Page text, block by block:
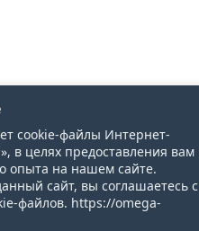
cookie-файлы Интернет-
в целях предоставления вам
опыта на нашем сайте.
сайт, вы соглашаетесь с
файлов. https://omega-